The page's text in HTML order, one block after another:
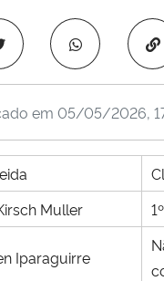
Inovações e
em 05/05/2026,
Muller
Iparaguirre